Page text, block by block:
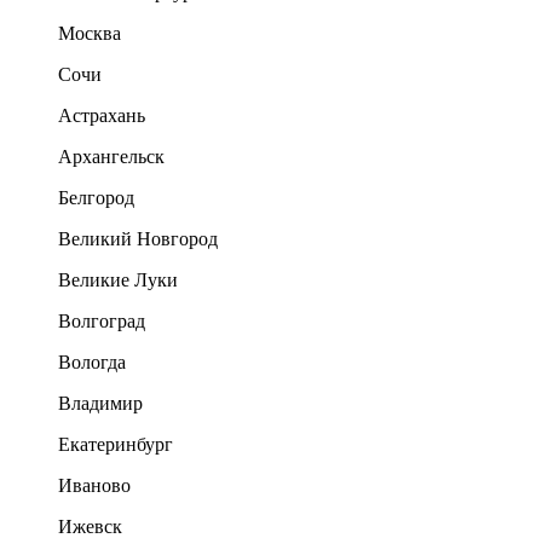
Москва
Сочи
Астрахань
Архангельск
Белгород
Великий Новгород
Великие Луки
Волгоград
Вологда
Владимир
Екатеринбург
Иваново
Ижевск